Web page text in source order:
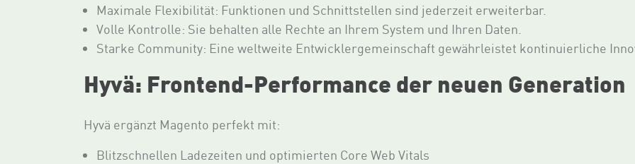
Maximale Flexibilität: Funktionen und Schnittstellen sind jederzeit erweiterbar.
Volle Kontrolle: Sie behalten alle Rechte an Ihrem System und Ihren Daten.
Starke Community: Eine weltweite Entwicklergemeinschaft gewährleistet kontinuierliche
Hyvä: Frontend-Performance der neuen Generation
Hyvä ergänzt Magento perfekt mit:
Blitzschnellen Ladezeiten und optimierten Core Web Vitals